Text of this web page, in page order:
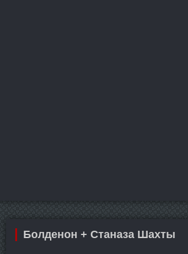
Болденон + Станаза Шахты